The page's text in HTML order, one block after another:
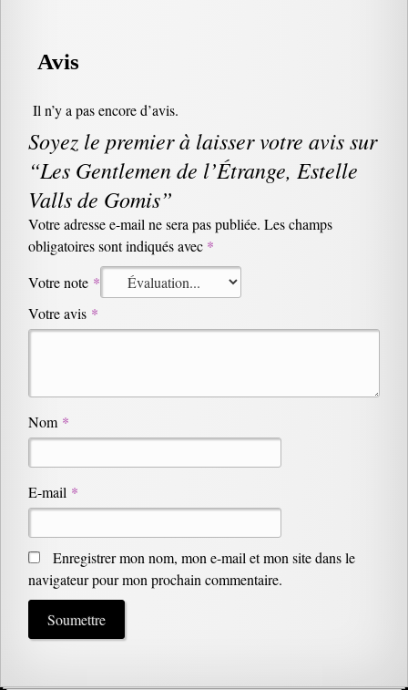
Avis
Il n’y a pas encore d’avis.
Soyez le premier à laisser votre avis sur
“Les Gentlemen de l’Étrange, Estelle
Valls de Gomis”
Votre adresse e-mail ne sera pas publiée. Les champs
obligatoires sont indiqués avec *
Votre note *
Votre avis *
Nom *
E-mail *
Enregistrer mon nom, mon e-mail et mon site dans le
navigateur pour mon prochain commentaire.